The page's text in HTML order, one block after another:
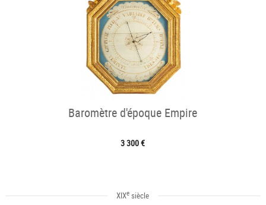
Baromètre d'époque Empire
3 300 €
XIXe siècle